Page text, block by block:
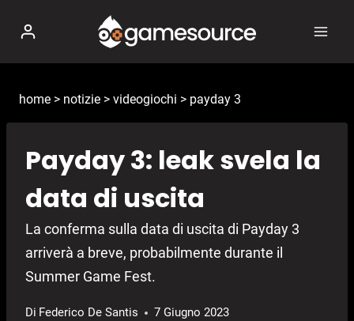
contenuto
home > notizie > videogiochi > payday 3
Payday 3: leak svela la
data di uscita
La conferma sulla data di uscita di Payday 3
arriverà a breve, probabilmente durante il
Summer Game Fest.
Di Federico De Santis 7 Giugno 2023